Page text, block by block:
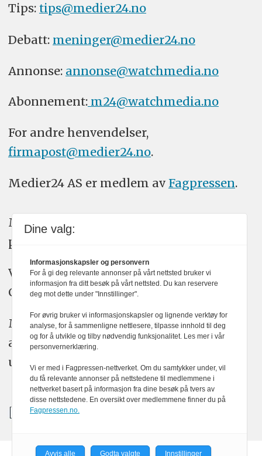
Tips: tips@medier24.no
Debatt: meninger@medier24.no
Annonse: annonse@watchmedia.no
Abonnement:m24@watchmedia.no
For andre henvendelser,
firmapost@medier24.no.
Medier24 AS er medlem av Fagpressen.
Medier24 arbeider etter Vær Varsom-
plakatens regler for god presseskikk.
Vi bruker KI-verktøy som ChatGPT,
Claude, og Gemini i journalistikken vår.
Medier24s redaksjon har alltid det fulle
ansvar for publisert innhold, med eller
uten bruk av kunstig intelligens.
Dine valg:
Informasjonskapsler og personvern
For å gi deg relevante annonser på vårt nettsted bruker vi
informasjon fra ditt besøk på vårt nettsted. Du kan reservere
deg mot dette under "Innstillinger".
For øvrig bruker vi informasjonskapsler og lignende verktøy for
analyse, for å sammenligne nettlesere, tilpasse innhold til deg
og for å utvikle og tilby nødvendig funksjonalitet. Les mer i vår
personvernerklæring.
Vi er med i Fagpressen-nettverket. Om du samtykker under, vil
du få relevante annonser på nettstedene til medlemmene i
nettverket basert på informasjon fra dine besøk på tvers av
disse nettstedene. En oversikt over medlemmene finner du på
Fagpressen.no.
Avvis alle Godta valgte Innstillinger